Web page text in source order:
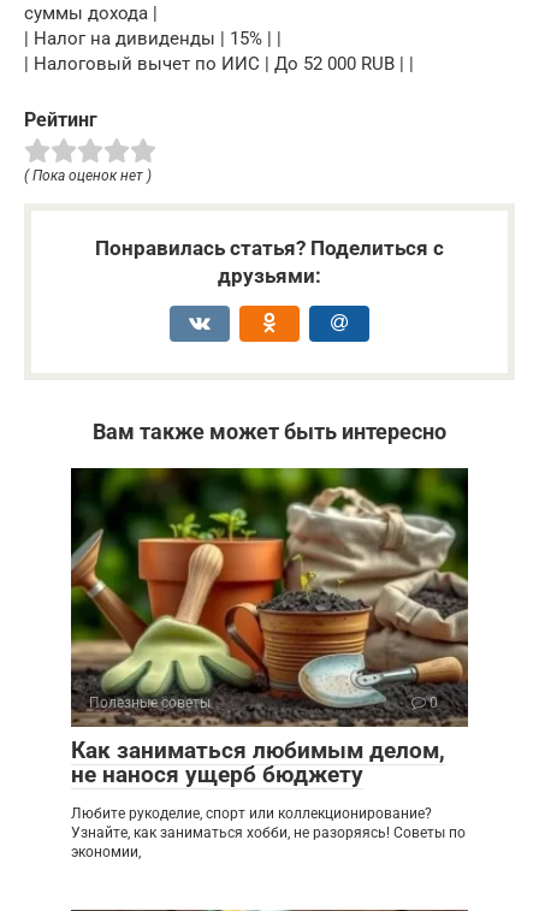
суммы дохода |
| Налог на дивиденды | 15% | |
| Налоговый вычет по ИИС | До 52 000 RUB | |
Рейтинг
( Пока оценок нет )
Понравилась статья? Поделиться с
друзьями:
Вам также может быть интересно
Полезные советы 0
Как заниматься любимым делом,
не нанося ущерб бюджету
Любите рукоделие, спорт или коллекционирование?
Узнайте, как заниматься хобби, не разоряясь! Советы по
экономии,